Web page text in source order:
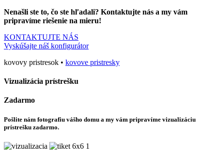
Nenašli ste to, čo ste hľadali? Kontaktujte nás a my vám
pripravíme riešenie na mieru!
KONTAKTUJTE NÁS
Vyskúšajte náš konfigurátor
kovovy pristresok • kovove pristresky
Vizualizácia prístrešku
Zadarmo
Pošlite nám fotografiu vášho domu a my vám pripravíme vizualizáciu
prístrešku zadarmo.